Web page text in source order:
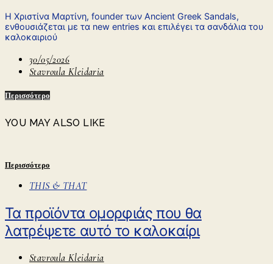
Η Χριστίνα Μαρτίνη, founder των Ancient Greek Sandals,
ενθουσιάζεται με τα new entries και επιλέγει τα σανδάλια του
καλοκαιριού
30/05/2026
Stavroula Kleidaria
Περισσότερο
YOU MAY ALSO LIKE
Περισσότερο
THIS & THAT
Τα προϊόντα ομορφιάς που θα
λατρέψετε αυτό το καλοκαίρι
Stavroula Kleidaria